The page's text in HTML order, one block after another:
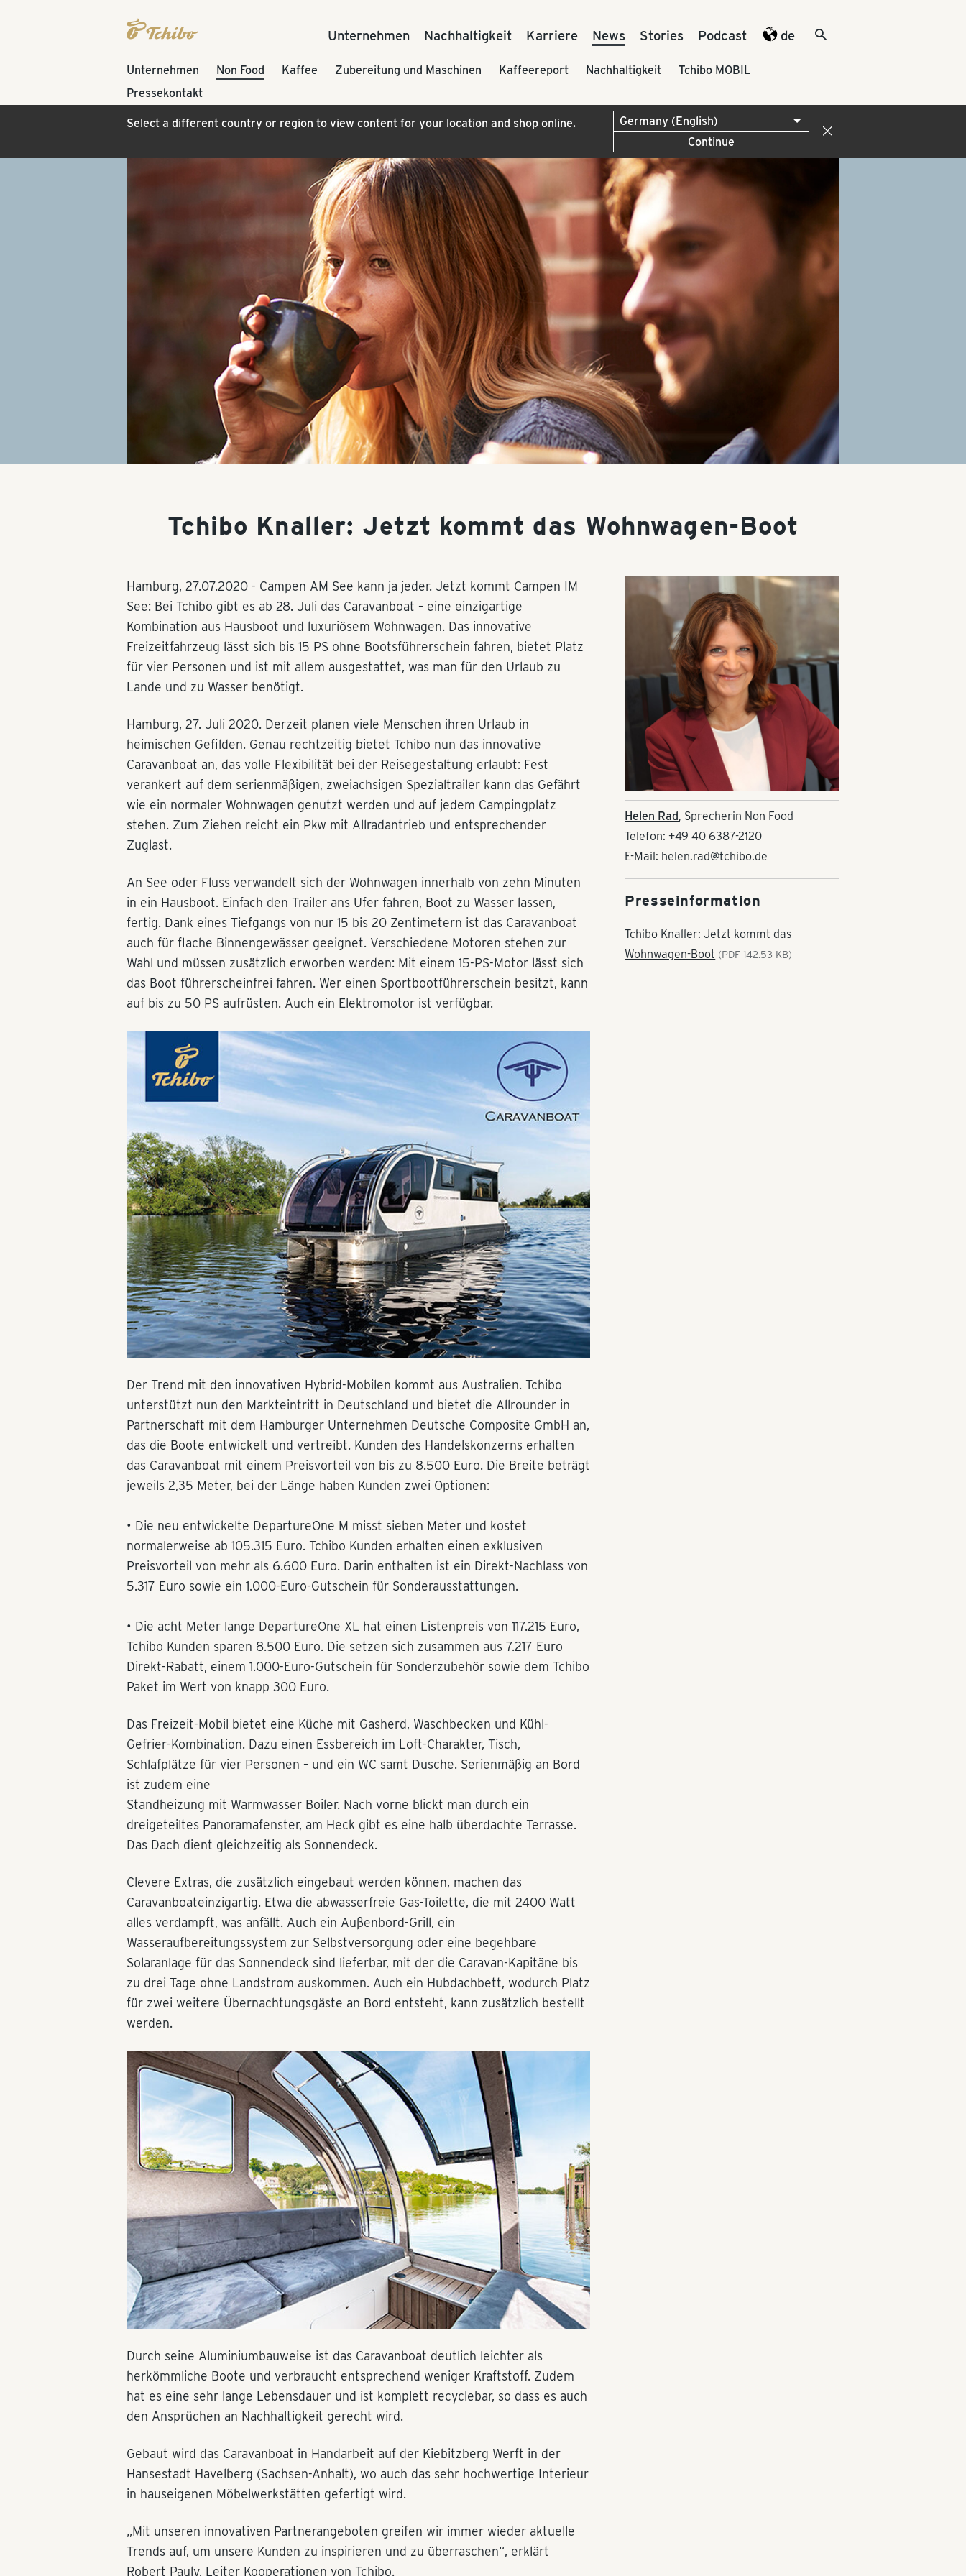
Unternehmen Nachhaltigkeit Karriere News Stories Podcast de
Unternehmen Non Food Kaffee Zubereitung und Maschinen Kaffeereport Nachhaltigkeit
Tchibo MOBIL
Pressekontakt
Select a different country or region to view content for your location and shop online.
Continue
Tchibo Knaller: Jetzt kommt das Wohnwagen-Boot
Hamburg, 27.07.2020 - Campen AM See kann ja jeder. Jetzt kommt Campen IM
See: Bei Tchibo gibt es ab 28. Juli das Caravanboat – eine einzigartige
Kombination aus Hausboot und luxuriösem Wohnwagen. Das innovative
Freizeitfahrzeug lässt sich bis 15 PS ohne Bootsführerschein fahren, bietet Platz
für vier Personen und ist mit allem ausgestattet, was man für den Urlaub zu
Lande und zu Wasser benötigt.
Hamburg, 27. Juli 2020. Derzeit planen viele Menschen ihren Urlaub in
heimischen Gefilden. Genau rechtzeitig bietet Tchibo nun das innovative
Caravanboat an, das volle Flexibilität bei der Reisegestaltung erlaubt: Fest
verankert auf dem serienmäßigen, zweiachsigen Spezialtrailer kann das Gefährt
wie ein normaler Wohnwagen genutzt werden und auf jedem Campingplatz
stehen. Zum Ziehen reicht ein Pkw mit Allradantrieb und entsprechender
Zuglast.
An See oder Fluss verwandelt sich der Wohnwagen innerhalb von zehn Minuten
in ein Hausboot. Einfach den Trailer ans Ufer fahren, Boot zu Wasser lassen,
fertig. Dank eines Tiefgangs von nur 15 bis 20 Zentimetern ist das Caravanboat
auch für flache Binnengewässer geeignet. Verschiedene Motoren stehen zur
Wahl und müssen zusätzlich erworben werden: Mit einem 15-PS-Motor lässt sich
das Boot führerscheinfrei fahren. Wer einen Sportbootführerschein besitzt, kann
auf bis zu 50 PS aufrüsten. Auch ein Elektromotor ist verfügbar.
Der Trend mit den innovativen Hybrid-Mobilen kommt aus Australien. Tchibo
unterstützt nun den Markteintritt in Deutschland und bietet die Allrounder in
Partnerschaft mit dem Hamburger Unternehmen Deutsche Composite GmbH an,
das die Boote entwickelt und vertreibt. Kunden des Handelskonzerns erhalten
das Caravanboat mit einem Preisvorteil von bis zu 8.500 Euro. Die Breite beträgt
jeweils 2,35 Meter, bei der Länge haben Kunden zwei Optionen:
• Die neu entwickelte DepartureOne M misst sieben Meter und kostet
normalerweise ab 105.315 Euro. Tchibo Kunden erhalten einen exklusiven
Preisvorteil von mehr als 6.600 Euro. Darin enthalten ist ein Direkt-Nachlass von
5.317 Euro sowie ein 1.000-Euro-Gutschein für Sonderausstattungen.
• Die acht Meter lange DepartureOne XL hat einen Listenpreis von 117.215 Euro,
Tchibo Kunden sparen 8.500 Euro. Die setzen sich zusammen aus 7.217 Euro
Direkt-Rabatt, einem 1.000-Euro-Gutschein für Sonderzubehör sowie dem Tchibo
Paket im Wert von knapp 300 Euro.
Das Freizeit-Mobil bietet eine Küche mit Gasherd, Waschbecken und Kühl-
Gefrier-Kombination. Dazu einen Essbereich im Loft-Charakter, Tisch,
Schlafplätze für vier Personen – und ein WC samt Dusche. Serienmäßig an Bord
ist zudem eine
Standheizung mit Warmwasser Boiler. Nach vorne blickt man durch ein
dreigeteiltes Panoramafenster, am Heck gibt es eine halb überdachte Terrasse.
Das Dach dient gleichzeitig als Sonnendeck.
Clevere Extras, die zusätzlich eingebaut werden können, machen das
Caravanboateinzigartig. Etwa die abwasserfreie Gas-Toilette, die mit 2400 Watt
alles verdampft, was anfällt. Auch ein Außenbord-Grill, ein
Wasseraufbereitungssystem zur Selbstversorgung oder eine begehbare
Solaranlage für das Sonnendeck sind lieferbar, mit der die Caravan-Kapitäne bis
zu drei Tage ohne Landstrom auskommen. Auch ein Hubdachbett, wodurch Platz
für zwei weitere Übernachtungsgäste an Bord entsteht, kann zusätzlich bestellt
werden.
Durch seine Aluminiumbauweise ist das Caravanboat deutlich leichter als
herkömmliche Boote und verbraucht entsprechend weniger Kraftstoff. Zudem
hat es eine sehr lange Lebensdauer und ist komplett recyclebar, so dass es auch
den Ansprüchen an Nachhaltigkeit gerecht wird.
Gebaut wird das Caravanboat in Handarbeit auf der Kiebitzberg Werft in der
Hansestadt Havelberg (Sachsen-Anhalt), wo auch das sehr hochwertige Interieur
in hauseigenen Möbelwerkstätten gefertigt wird.
„Mit unseren innovativen Partnerangeboten greifen wir immer wieder aktuelle
Trends auf, um unsere Kunden zu inspirieren und zu überraschen“, erklärt
Robert Pauly, Leiter Kooperationen von Tchibo.
Helen Rad, Sprecherin Non Food
Telefon: +49 40 6387-2120
E-Mail: helen.rad@tchibo.de
Presseinformation
Tchibo Knaller: Jetzt kommt das
Wohnwagen-Boot (PDF 142.53 KB)